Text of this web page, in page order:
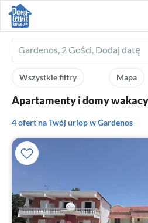
Ferienhausmiete
logo
Mapa
Wszystkie filtry
Apartamenty i domy
4 ofert na Twój urlop w Gardenos